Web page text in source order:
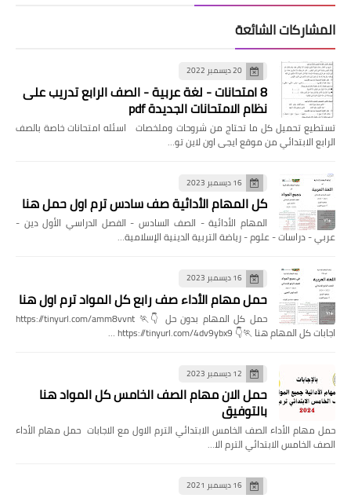
المشاركات الشائعة
20 ديسمبر 2022
8 امتحانات - لغة عربية - الصف الرابع تدريب على
نظام الامتحانات الجديدة pdf
تستطيع تحميل كل ما تحتاج من شروحات وملخصات اسئله امتحانات خاصة بالصف
الرابع الابتدائي من موقع ايجى اون لاين تو…
16 ديسمبر 2023
كل المهام الأدائية صف سادس ترم اول حمل هنا
المهام الأدائية - الصف السادس - الفصل الدراسي الأول دين -
عربي - دراسات - علوم - رياضة التربية الدينية الإسلامية…
16 ديسمبر 2023
حمل مهام الأداء صف رابع كل المواد ترم اول هنا
حمل كل المهام بدون حل 👇🏃 https://tinyurl.com/amm8vvnt
اجابات كل المهام هنا 🏃👇 https://tinyurl.com/4dv9ybx9 …
12 ديسمبر 2023
حمل الان مهام الصف الخامس كل المواد هنا
بالتوفيق
حمل مهام الأداء الصف الخامس الابتدائي الترم الاول مع الاجابات حمل مهام الأداء
الصف الخامس الابتدائي الترم الا…
16 ديسمبر 2021